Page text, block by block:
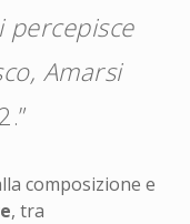
percepisce
Amarsi
composizione e
, tra